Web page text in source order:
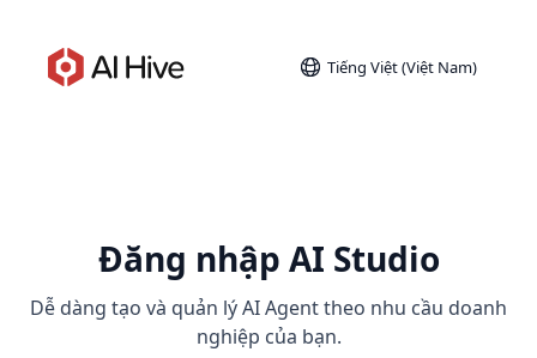
Tiếng Việt (Việt Nam)
Đăng nhập AI Studio
Dễ dàng tạo và quản lý AI Agent theo nhu cầu doanh
nghiệp của bạn.